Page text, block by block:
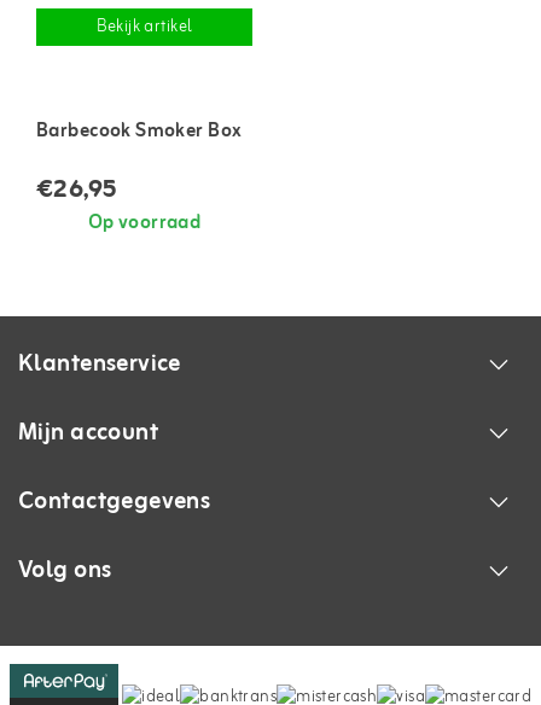
Bekijk artikel
Barbecook Smoker Box
€26,95
Op voorraad
Klantenservice
Mijn account
Contactgegevens
Volg ons